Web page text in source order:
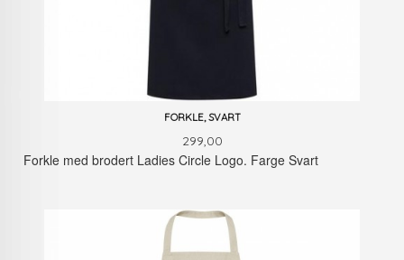
FORKLE, SVART
Pris
299,00
Forkle med brodert Ladies Circle Logo. Farge Svart